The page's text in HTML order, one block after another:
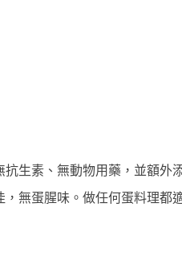
生素、無動物用藥，並額外
無蛋腥味。做任何蛋料理都